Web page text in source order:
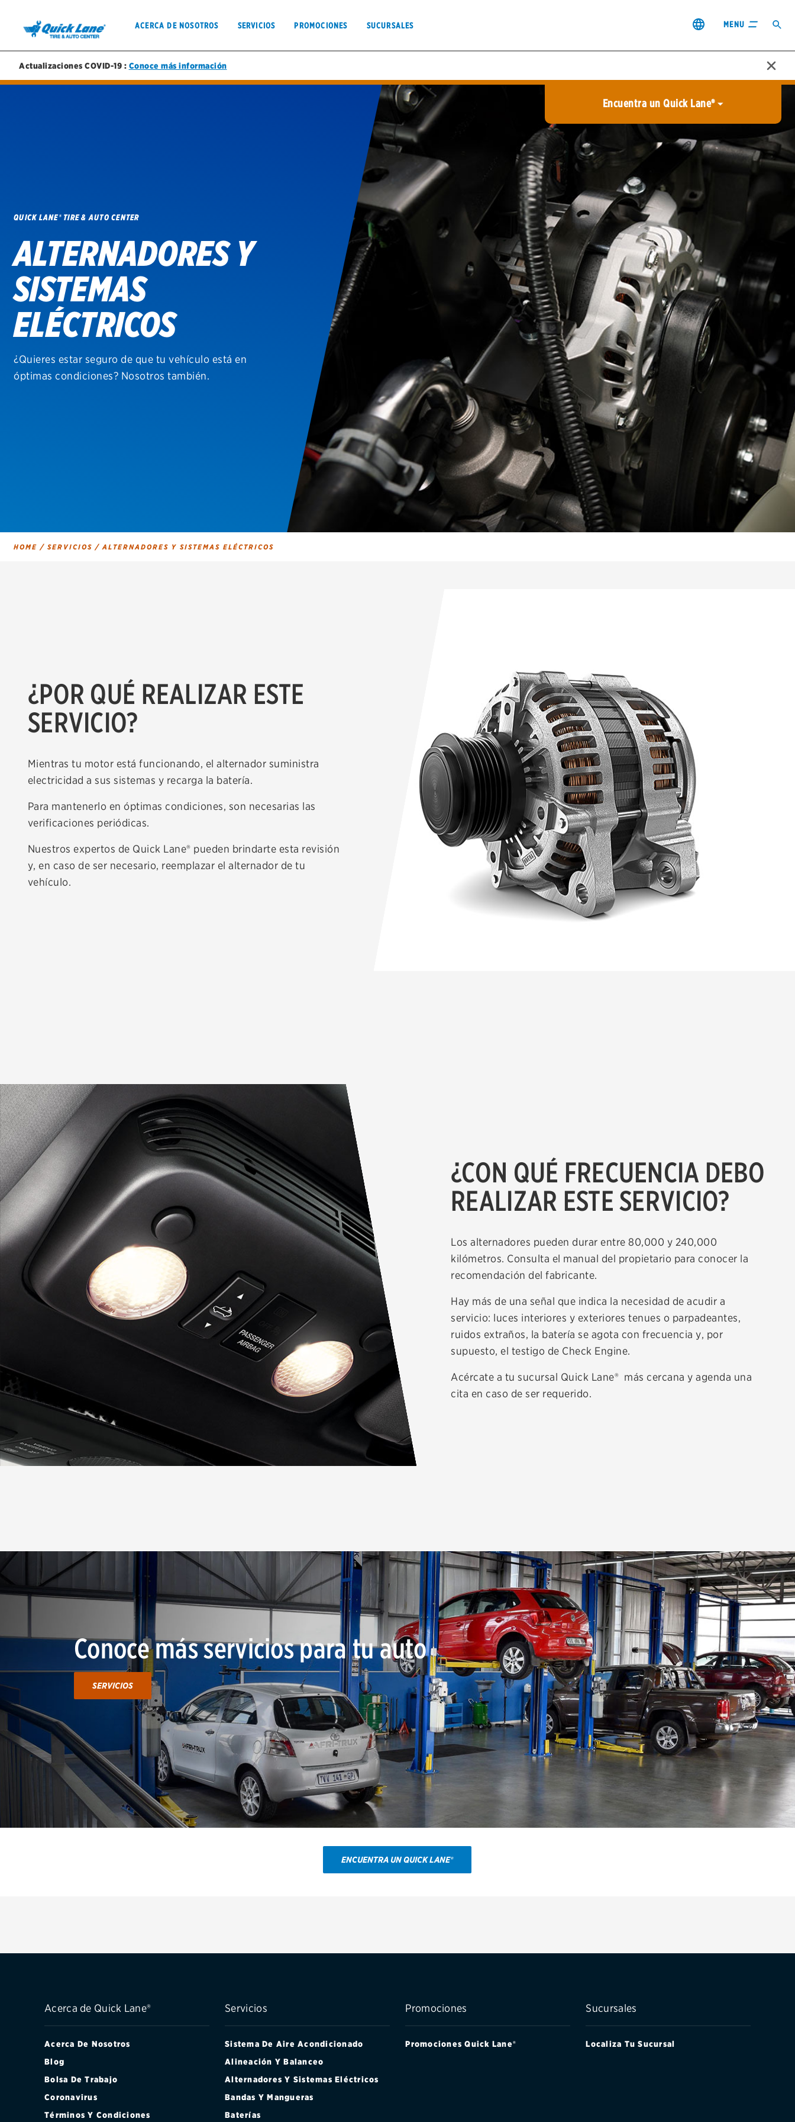
ACERCA DE NOSOTROS SERVICIOS PROMOCIONES SUCURSALES MENU
SUCURSALES Ciudad o provincia
Bolsa de trabajo
Sucursales
Coronavirus
Sistema de Aire Acondicionado
Alineación y Balanceo
Alternadores y Sistemas Eléctricos
Bandas y Mangueras
Cambio de Aceite y Filtro
Inspección de Puntos de Seguridad
Lámparas y Focos
Plumas Limpiaparabrisas
Servicio de Transmisión
Sistema de Enfriamiento
Términos y condiciones
Aviso de Privacidad
Actualizaciones COVID-19 : Conoce más información
Encuentra un Quick Lane®
Ciudad o Estado
QUICK LANE® TIRE & AUTO CENTER
ALTERNADORES Y
SISTEMAS
ELÉCTRICOS
¿Quieres estar seguro de que tu vehículo está en
óptimas condiciones? Nosotros también.
HOME / SERVICIOS / ALTERNADORES Y SISTEMAS ELÉCTRICOS
¿POR QUÉ REALIZAR ESTE
SERVICIO?
Mientras tu motor está funcionando, el alternador suministra
electricidad a sus sistemas y recarga la batería.
Para mantenerlo en óptimas condiciones, son necesarias las
verificaciones periódicas.
Nuestros expertos de Quick Lane® pueden brindarte esta revisión
y, en caso de ser necesario, reemplazar el alternador de tu
vehículo.
¿CON QUÉ FRECUENCIA DEBO
REALIZAR ESTE SERVICIO?
Los alternadores pueden durar entre 80,000 y 240,000
kilómetros. Consulta el manual del propietario para conocer la
recomendación del fabricante.
Hay más de una señal que indica la necesidad de acudir a
servicio: luces interiores y exteriores tenues o parpadeantes,
ruidos extraños, la batería se agota con frecuencia y, por
supuesto, el testigo de Check Engine.
Acércate a tu sucursal Quick Lane® más cercana y agenda una
cita en caso de ser requerido.
Conoce más servicios para tu auto
SERVICIOS
ENCUENTRA UN QUICK LANE®
Acerca de Quick Lane®
Acerca De Nosotros
Blog
Bolsa De Trabajo
Coronavirus
Términos Y Condiciones
Servicios
Sistema De Aire Acondicionado
Alineación Y Balanceo
Alternadores Y Sistemas Eléctricos
Bandas Y Mangueras
Baterías
Promociones
Promociones Quick Lane®
Sucursales
Localiza Tu Sucursal